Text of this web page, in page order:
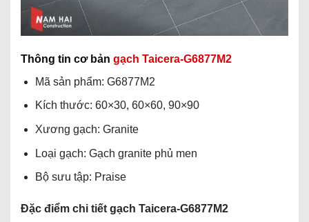
Thông tin cơ bản gạch Taicera-G6877M2
Mã sản phẩm: G6877M2
Kích thước: 60×30, 60×60, 90×90
Xương gạch: Granite
Loại gạch: Gạch granite phủ men
Bộ sưu tập: Praise
Đặc điểm chi tiết gạch Taicera-G6877M2